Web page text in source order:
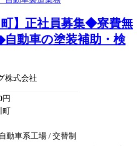
町】正社員募集◆寮費無
動車の塗装補助・検
株式会社
円
町
動車系工場 / 交替制